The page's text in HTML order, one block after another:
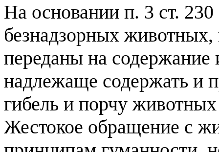
На основании п. 3 ст.
безнадзорных
переданы на содержание
надлежаще содержать и
гибель и порчу
Жестокое обращение с